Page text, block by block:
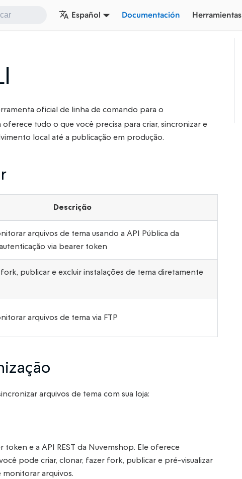
Español Documentación Herramientas
oficial de linha de comando para o
tudo o que você precisa para criar, sincronizar e
local até a publicação em produção.
Descrição
arquivos de tema usando a API Pública da
via bearer token
publicar e excluir instalações de tema diretamente
arquivos de tema via FTP
arquivos de tema com sua loja:
e a API REST da Nuvemshop. Ele oferece
pode criar, clonar, fazer fork, publicar e pré-visualizar
monitorar arquivos.